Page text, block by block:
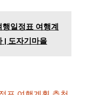
일정표 여행계
| 도자기마을